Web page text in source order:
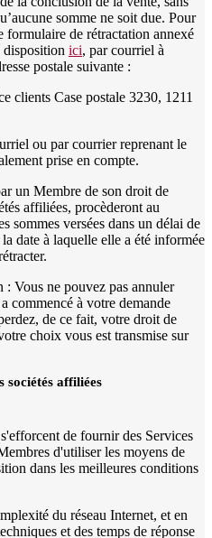
somme ne soit due. Pour
formulaire de rétractation annexé
disposition ici, par courriel à
postale suivante :
clients Case postale 3230, 1211
ou par courrier reprenant le
prise en compte.
un Membre de son droit de
affiliées, procèderont au
sommes versées dans un délai de
date à laquelle elle a été informée
Vous ne pouvez pas annuler
commencé à votre demande
de ce fait, votre droit de
choix vous est transmise sur
sociétés affiliées
de fournir des Services
d'utiliser les moyens de
dans les meilleures conditions
du réseau Internet, et en
et des temps de réponse